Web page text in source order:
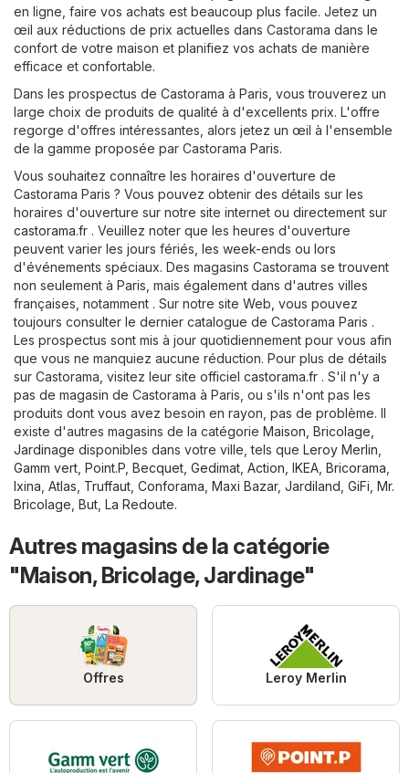
en ligne, faire vos achats est beaucoup plus facile. Jetez un
œil aux réductions de prix actuelles dans Castorama dans le
confort de votre maison et planifiez vos achats de manière
efficace et confortable.
Dans les prospectus de Castorama à Paris, vous trouverez un
large choix de produits de qualité à d'excellents prix. L'offre
regorge d'offres intéressantes, alors jetez un œil à l'ensemble
de la gamme proposée par Castorama Paris.
Vous souhaitez connaître les horaires d'ouverture de
Castorama Paris ? Vous pouvez obtenir des détails sur les
horaires d'ouverture sur notre site internet ou directement sur
castorama.fr . Veuillez noter que les heures d'ouverture
peuvent varier les jours fériés, les week-ends ou lors
d'événements spéciaux. Des magasins Castorama se trouvent
non seulement à Paris, mais également dans d'autres villes
françaises, notamment . Sur notre site Web, vous pouvez
toujours consulter le dernier catalogue de Castorama Paris .
Les prospectus sont mis à jour quotidiennement pour vous afin
que vous ne manquiez aucune réduction. Pour plus de détails
sur Castorama, visitez leur site officiel castorama.fr . S'il n'y a
pas de magasin de Castorama à Paris, ou s'ils n'ont pas les
produits dont vous avez besoin en rayon, pas de problème. Il
existe d'autres magasins de la catégorie Maison, Bricolage,
Jardinage disponibles dans votre ville, tels que Leroy Merlin
Gamm vert Point.P Becquet Gedimat Action IKEA Bricorama
Ixina Atlas Truffaut Conforama Maxi Bazar, Jardiland GiFi Mr.
Bricolage But La Redoute.
Autres magasins de la catégorie
"Maison, Bricolage, Jardinage"
Offres Leroy Merlin